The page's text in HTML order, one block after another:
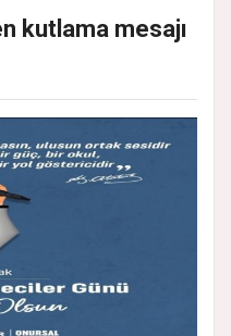
kutlama mesajı